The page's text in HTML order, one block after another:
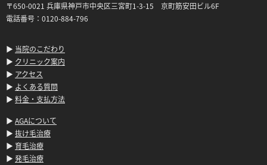
〒650-0021 兵庫県神戸市中央区三宮町1-3-15 京町筋安田ビル6F
電話番号：0120-884-796
▶ 当院のこだわり
▶ クリニック案内
▶ アクセス
▶ よくある質問
▶ 料金・支払方法
▶ AGAについて
▶ 抜け毛治療
▶ 育毛治療
▶ 発毛治療